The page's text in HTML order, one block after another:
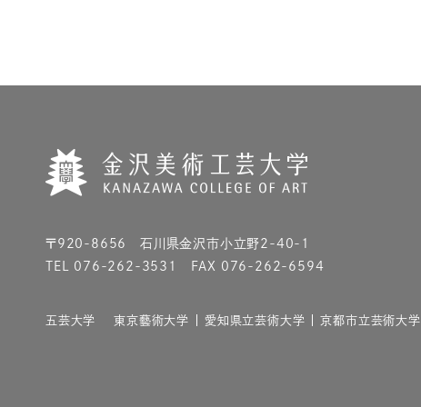
〒920-8656 石川県金沢市小立野2-40-1
TEL 076-262-3531 FAX 076-262-6594
五芸大学 東京藝術大学 愛知県立芸術大学 京都市立芸術大学